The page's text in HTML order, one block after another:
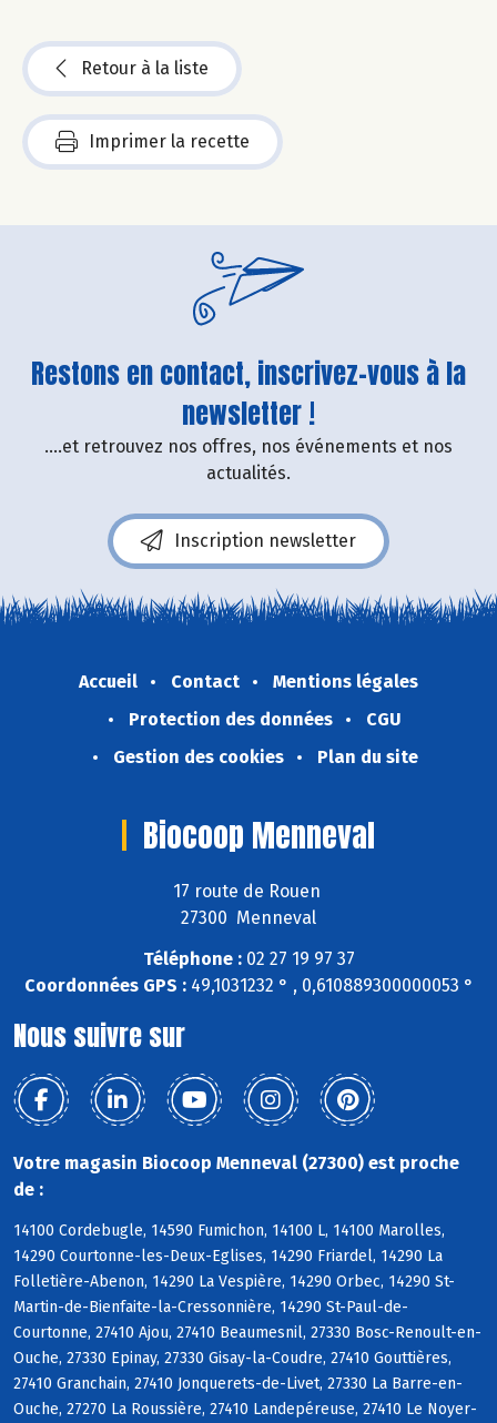
Retour à la liste
Imprimer la recette
Restons en contact, inscrivez-vous à la
newsletter !
....et retrouvez nos offres, nos événements et nos
actualités.
Inscription newsletter
Accueil Contact
Mentions légales
Protection des données
CGU
Gestion des cookies
Plan du site
Biocoop Menneval
17 route de Rouen
27300 Menneval
Téléphone :02 27 19 97 37
Coordonnées GPS :49,1031232 ° , 0,610889300000053 °
Nous suivre sur
Votre magasin Biocoop Menneval (27300) est proche
de :
14100 Cordebugle, 14590 Fumichon, 14100 L, 14100 Marolles,
14290 Courtonne-les-Deux-Eglises, 14290 Friardel, 14290 La
Folletière-Abenon, 14290 La Vespière, 14290 Orbec, 14290 St-
Martin-de-Bienfaite-la-Cressonnière, 14290 St-Paul-de-
Courtonne, 27410 Ajou, 27410 Beaumesnil, 27330 Bosc-Renoult-en-
Ouche, 27330 Epinay, 27330 Gisay-la-Coudre, 27410 Gouttières,
27410 Granchain, 27410 Jonquerets-de-Livet, 27330 La Barre-en-
Ouche, 27270 La Roussière, 27410 Landepéreuse, 27410 Le Noyer-